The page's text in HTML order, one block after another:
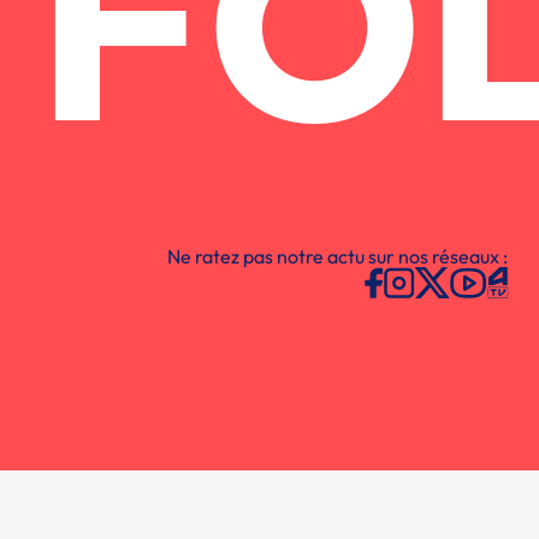
Ne ratez pas notre actu sur nos réseaux :